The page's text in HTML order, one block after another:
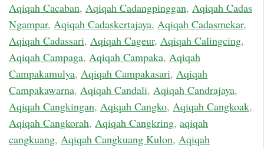
Aqiqah Cacaban, Aqiqah Cadangpinggan, Aqiqah Cadas
Ngampar, Aqiqah Cadaskertajaya, Aqiqah Cadasmekar,
Aqiqah Cadassari, Aqiqah Cageur, Aqiqah Calingcing,
Aqiqah Campaga, Aqiqah Campaka, Aqiqah
Campakamulya, Aqiqah Campakasari, Aqiqah
Campakawarna, Aqiqah Candali, Aqiqah Candrajaya,
Aqiqah Cangkingan, Aqiqah Cangko, Aqiqah Cangkoak,
Aqiqah Cangkorah, Aqiqah Cangkring, aqiqah
cangkuang, Aqiqah Cangkuang Kulon, Aqiqah